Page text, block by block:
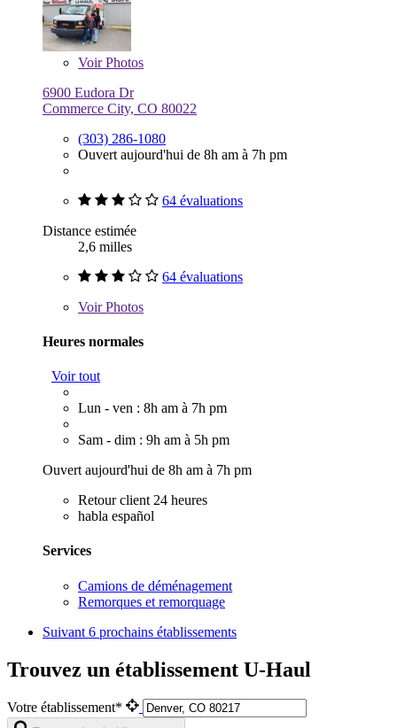
VoirPhotos
6900 Eudora Dr
Commerce City, CO 80022
(303) 286-1080
Ouvert aujourd'hui de 8h am à 7h pm
64 évaluations
Distance estimée
2,6 milles
64 évaluations
VoirPhotos
Heures normales
Voir tout
Lun - ven : 8h am à 7h pm
Sam - dim : 9h am à 5h pm
Ouvert aujourd'hui de 8h am à 7h pm
Retour client 24 heures
habla español
Services
Camions de déménagement
Remorques et remorquage
Suivant 6 prochains établissements
Trouvez un établissement U-Haul
Votre établissement*